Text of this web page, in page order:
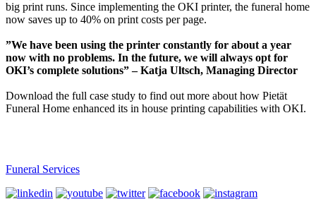
big print runs. Since implementing the OKI printer, the funeral home
now saves up to 40% on print costs per page.
”We have been using the printer constantly for about a year
now with no problems. In the future, we will always opt for
OKI’s complete solutions” – Katja Ultsch, Managing Director
Download the full case study to find out more about how Pietät
Funeral Home enhanced its in house printing capabilities with OKI.
Funeral Services